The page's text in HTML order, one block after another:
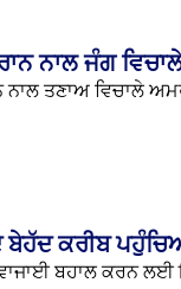
ਨਾਲ ਜੰਗ
ਤਣਾਅ ਵਿਚਾਲੇ
ਬੇਹੱਦ ਕਰੀਬ
ਬਹਾਲ ਕਰਨ